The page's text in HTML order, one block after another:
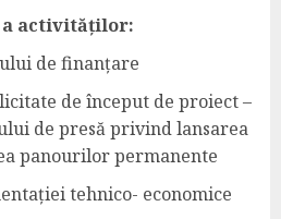
a activităților:
de finanțare
de început de proiect –
de presă privind lansarea
panourilor permanente
tehnico- economice